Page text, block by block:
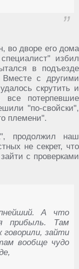
во дворе его дома
избил
в подъезде
с другими
скрутить и
потерпевшие
"по-свойски",
племени".
продолжил наш
не секрет, что
с проверками
А что
прибыль. Там
говорили, зайти
вообще чудо